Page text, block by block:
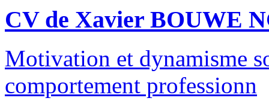
CV de Xavier BOUWE
Motivation et dynamisme
comportement professionn